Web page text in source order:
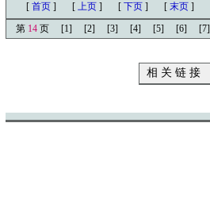
[ 首页 ] [ 上页 ] [ 下页 ] [ 末页 ]
第 14 页 [1] [2] [3] [4] [5] [6] [7]
相 关 链 接